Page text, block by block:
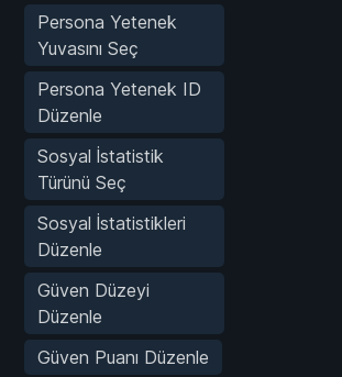
Persona Yetenek
Yuvasını Seç
Persona Yetenek ID
Düzenle
Sosyal İstatistik
Türünü Seç
Sosyal İstatistikleri
Düzenle
Güven Düzeyi
Düzenle
Güven Puanı Düzenle